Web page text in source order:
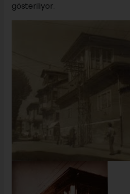
gösteriliyor.